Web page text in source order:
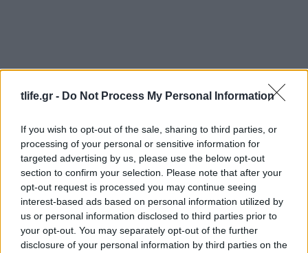
tlife.gr - Do Not Process My Personal Information
If you wish to opt-out of the sale, sharing to third parties, or
processing of your personal or sensitive information for
targeted advertising by us, please use the below opt-out
section to confirm your selection. Please note that after your
opt-out request is processed you may continue seeing
interest-based ads based on personal information utilized by
us or personal information disclosed to third parties prior to
your opt-out. You may separately opt-out of the further
disclosure of your personal information by third parties on the
Γιατί ο ανεμιστήρας οροφής αξίζει μια θέση σε
02.08.2026